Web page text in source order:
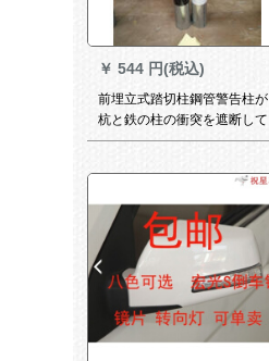
￥ 544 円(税込)
前埋立式踏切柱鋼管警告柱が
杭と鉄の柱の衝突を遮断して
柱固定杭1200*76*1.8を防止